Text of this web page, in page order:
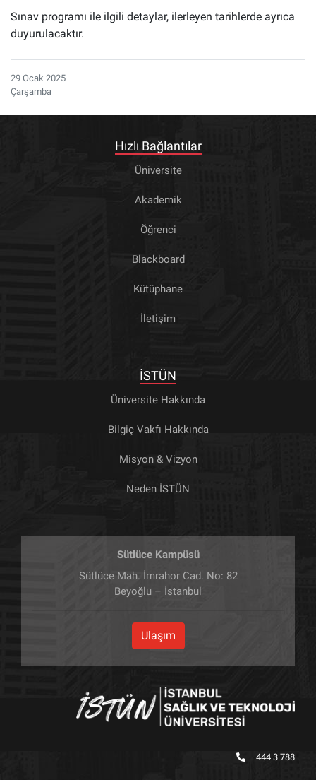
Sınav programı ile ilgili detaylar, ilerleyen tarihlerde ayrıca
duyurulacaktır.
29 Ocak 2025
Çarşamba
Hızlı Bağlantılar
Üniversite
Akademik
Öğrenci
Blackboard
Kütüphane
İletişim
İSTÜN
Üniversite Hakkında
Bilgiç Vakfı Hakkında
Misyon & Vizyon
Neden İSTÜN
Sütlüce Kampüsü
Sütlüce Mah. İmrahor Cad. No: 82
Beyoğlu – İstanbul
Ulaşım
444 3 788